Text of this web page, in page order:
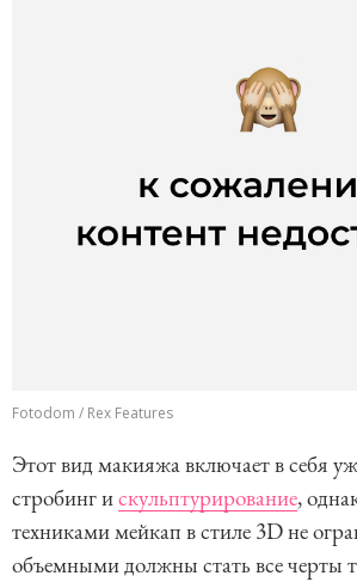
Fotodom / Rex Features
Этот вид макияжа включает в себя
стробинг искульптурирование,
техниками мейкап в стиле 3D не
объемными должны стать все черты